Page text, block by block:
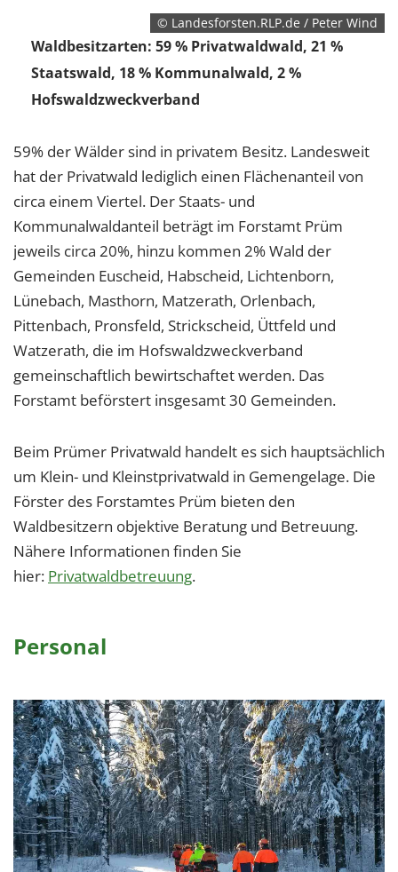
© Landesforsten.RLP.de / Peter Wind
Waldbesitzarten: 59 % Privatwaldwald, 21 %
Staatswald, 18 % Kommunalwald, 2 %
Hofswaldzweckverband
59% der Wälder sind in privatem Besitz. Landesweit
hat der Privatwald lediglich einen Flächenanteil von
circa einem Viertel. Der Staats- und
Kommunalwaldanteil beträgt im Forstamt Prüm
jeweils circa 20%, hinzu kommen 2% Wald der
Gemeinden Euscheid, Habscheid, Lichtenborn,
Lünebach, Masthorn, Matzerath, Orlenbach,
Pittenbach, Pronsfeld, Strickscheid, Üttfeld und
Watzerath, die im Hofswaldzweckverband
gemeinschaftlich bewirtschaftet werden. Das
Forstamt beförstert insgesamt 30 Gemeinden.
Beim Prümer Privatwald handelt es sich hauptsächlich
um Klein- und Kleinstprivatwald in Gemengelage. Die
Förster des Forstamtes Prüm bieten den
Waldbesitzern objektive Beratung und Betreuung.
Nähere Informationen finden Sie
hier: Privatwaldbetreuung.
Personal